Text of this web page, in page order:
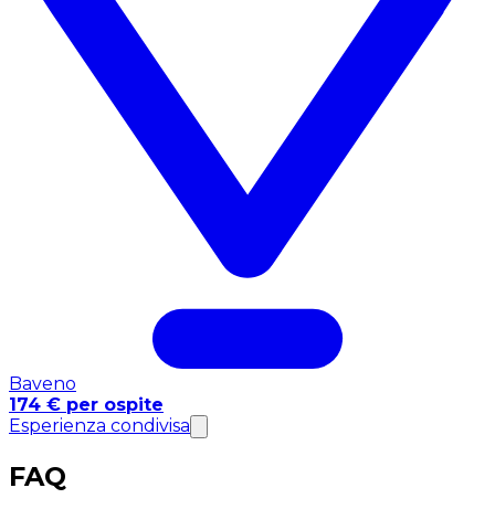
Baveno
174 € per ospite
Esperienza condivisa
FAQ